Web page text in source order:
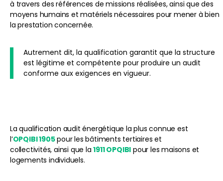
à travers des références de missions réalisées, ainsi que des
moyens humains et matériels nécessaires pour mener à bien
la prestation concernée.
Autrement dit, la qualification garantit que la structure
est légitime et compétente pour produire un audit
conforme aux exigences en vigueur.
La qualification audit énergétique la plus connue est
l’OPQIBI 1905pour les bâtiments tertiaires et
collectivités, ainsi que la1911 OPQIBI pour les maisons et
logements individuels.